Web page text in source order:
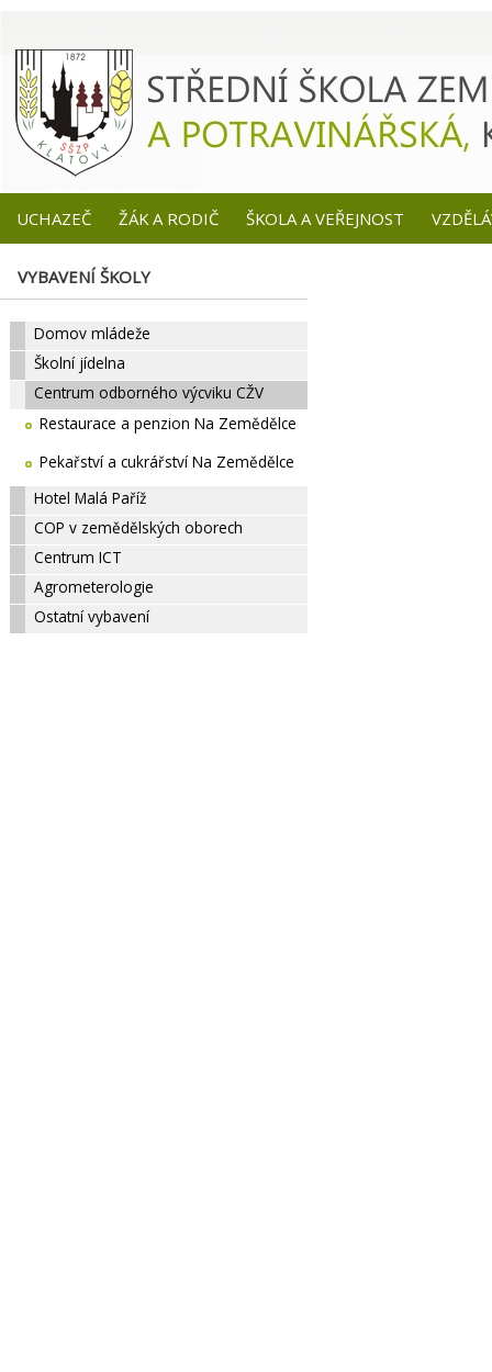
UCHAZEČ ŽÁK A RODIČ ŠKOLA A VEŘEJNOST
VYBAVENÍ ŠKOLY
Domov mládeže
Školní jídelna
Centrum odborného výcviku CŽV
Restaurace a penzion Na Zemědělce
Pekařství a cukrářství Na Zemědělce
Hotel Malá Paříž
COP v zemědělských oborech
Centrum ICT
Agrometerologie
Ostatní vybavení